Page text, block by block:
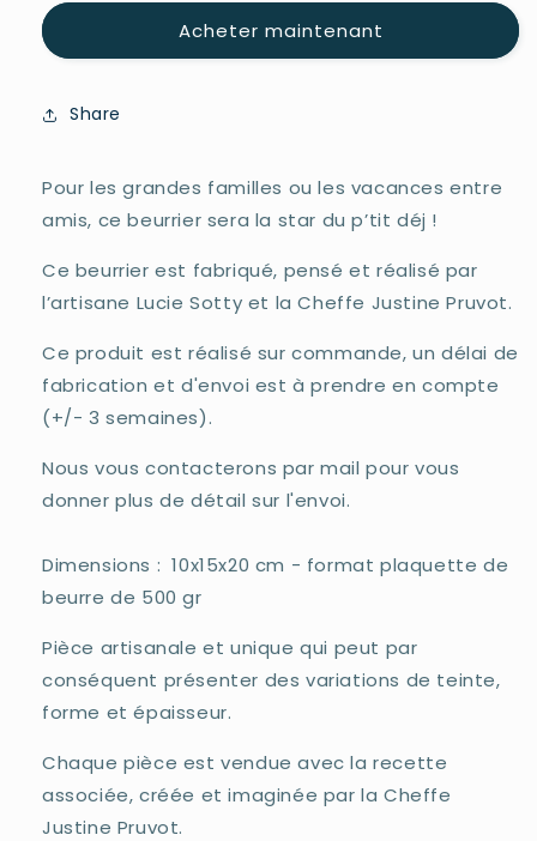
familial
Acheter maintenant
Share
Pour les grandes familles ou les vacances entre
amis, ce beurrier sera la star du p’tit déj !
Ce beurrier est fabriqué, pensé et réalisé par
l’artisane Lucie Sotty et la Cheffe Justine Pruvot.
Ce produit est réalisé sur commande, un délai de
fabrication et d'envoi est à prendre en compte
(+/- 3 semaines).
Nous vous contacterons par mail pour vous
donner plus de détail sur l'envoi.
Dimensions : 10x15x20 cm - format plaquette de
beurre de 500 gr
Pièce artisanale et unique qui peut par
conséquent présenter des variations de teinte,
forme et épaisseur.
Chaque pièce est vendue avec la recette
associée, créée et imaginée par la Cheffe
Justine Pruvot.